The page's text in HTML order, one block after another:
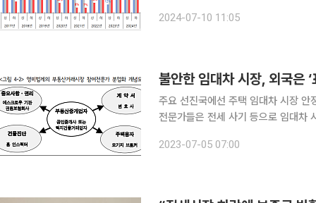
2024-07-10 11:05
주요 선진국에선 주택 임대차 시장
전문가들은 전세 사기 등으로 임대차
독일과 프랑스, 일본, 미국 등 대부분
2023-07-05 07:00